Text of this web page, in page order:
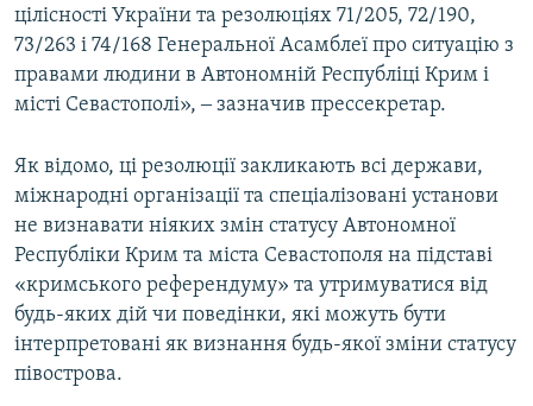
цілісності України та резолюціях 71/205, 72/190,
73/263 і 74/168 Генеральної Асамблеї про ситуацію з
правами людини в Автономній Республіці Крим і
місті Севастополі», ‒ зазначив прессекретар.
Як відомо, ці резолюції закликають всі держави,
міжнародні організації та спеціалізовані установи
не визнавати ніяких змін статусу Автономної
Республіки Крим та міста Севастополя на підставі
«кримського референдуму» та утримуватися від
будь-яких дій чи поведінки, які можуть бути
інтерпретовані як визнання будь-якої зміни статусу
півострова.